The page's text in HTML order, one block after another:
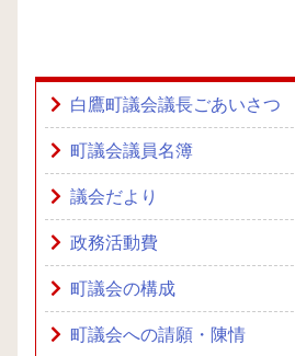
白鷹町議会議長ごあいさつ
町議会議員名簿
議会だより
政務活動費
町議会の構成
町議会への請願・陳情